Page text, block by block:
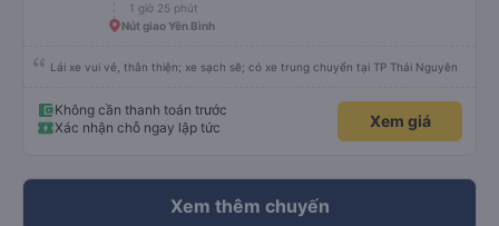
1 giờ 25 phút
Nút giao Yên Bình
Lái xe vui vẻ, thân thiện; xe sạch sẽ; có xe trung chuyển tại TP Thái Nguyên
Không cần thanh toán trước
Xác nhận chỗ ngay lập tức
Xem giá
Xem thêm chuyến